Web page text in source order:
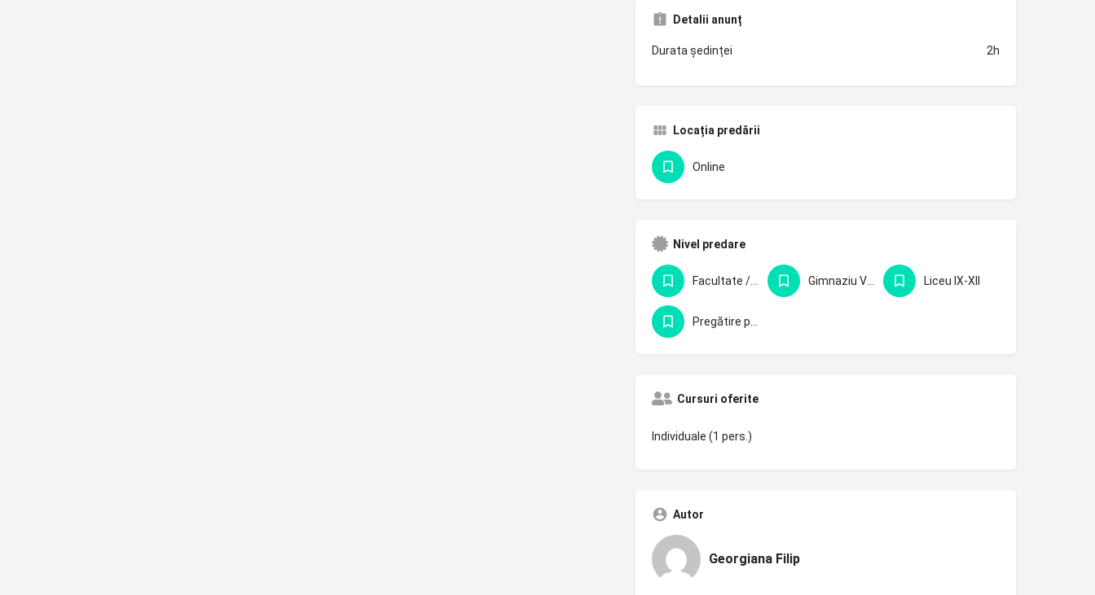
Detalii anunț
Durata ședinței 2h
Locația predării
Online
Nivel predare
Facultate / pregătire profesională Gimnaziu V-VIII Liceu IX-XII
Cursuri oferite
Individuale (1 pers.)
Autor
Georgiana Filip